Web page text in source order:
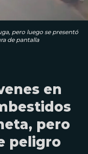
pero luego se presentó
de pantalla
en
pero
peligro